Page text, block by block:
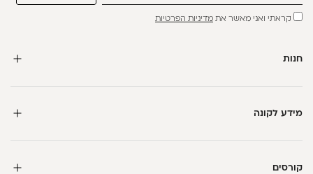
קראתי ואני מאשר את מדיניות הפרטיות
חנות
מידע לקונה
קורסים